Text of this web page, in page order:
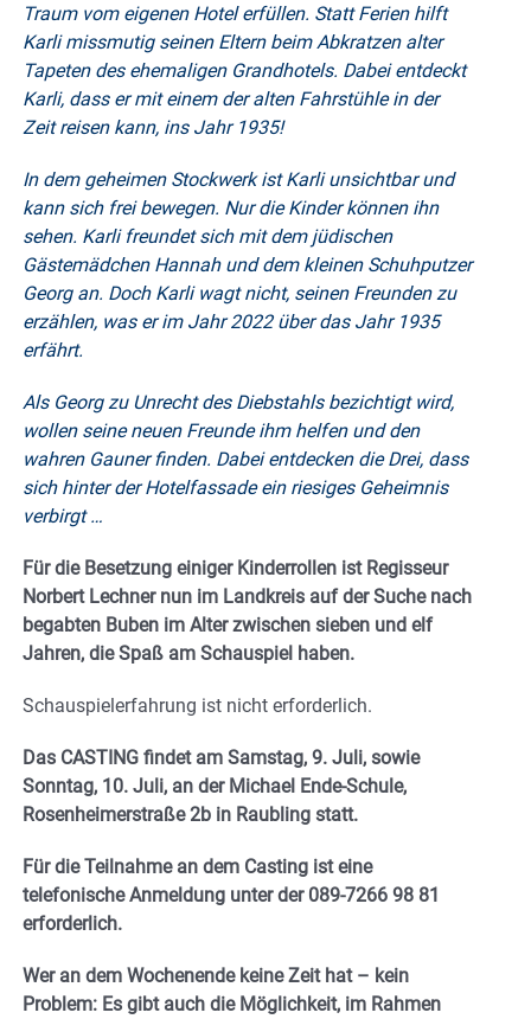
Traum vom eigenen Hotel erfüllen. Statt Ferien hilft
Karli missmutig seinen Eltern beim Abkratzen alter
Tapeten des ehemaligen Grandhotels. Dabei entdeckt
Karli, dass er mit einem der alten Fahrstühle in der
Zeit reisen kann, ins Jahr 1935!
In dem geheimen Stockwerk ist Karli unsichtbar und
kann sich frei bewegen. Nur die Kinder können ihn
sehen. Karli freundet sich mit dem jüdischen
Gästemädchen Hannah und dem kleinen Schuhputzer
Georg an. Doch Karli wagt nicht, seinen Freunden zu
erzählen, was er im Jahr 2022 über das Jahr 1935
erfährt.
Als Georg zu Unrecht des Diebstahls bezichtigt wird,
wollen seine neuen Freunde ihm helfen und den
wahren Gauner finden. Dabei entdecken die Drei, dass
sich hinter der Hotelfassade ein riesiges Geheimnis
verbirgt …
Für die Besetzung einiger Kinderrollen ist Regisseur
Norbert Lechner nun im Landkreis auf der Suche nach
begabten Buben im Alter zwischen sieben und elf
Jahren, die Spaß am Schauspiel haben.
Schauspielerfahrung ist nicht erforderlich.
Das CASTING findet am Samstag, 9. Juli, sowie
Sonntag, 10. Juli, an der Michael Ende-Schule,
Rosenheimerstraße 2b in Raubling statt.
Für die Teilnahme an dem Casting ist eine
telefonische Anmeldung unter der 089-7266 98 81
erforderlich.
Wer an dem Wochenende keine Zeit hat – kein
Problem: Es gibt auch die Möglichkeit, im Rahmen